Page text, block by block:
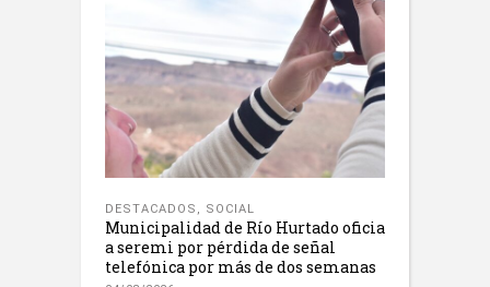
DESTACADOS , SOCIAL
Municipalidad de Río Hurtado oficia
a seremi por pérdida de señal
telefónica por más de dos semanas